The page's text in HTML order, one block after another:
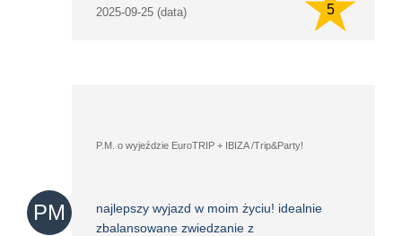
2025-09-25 (data) 5
PM
P.M. o wyjeździe EuroTRIP + IBIZA /Trip&Party!
najlepszy wyjazd w moim życiu! idealnie
zbalansowane zwiedzanie z